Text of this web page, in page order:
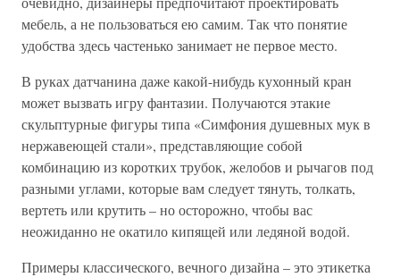
мебель, а не пользоваться ею самим. Так что понятие
удобства здесь частенько занимает не первое место.
В руках датчанина даже какой-нибудь кухонный кран
может вызвать игру фантазии. Получаются этакие
скульптурные фигуры типа «Симфония душевных мук в
нержавеющей стали», представляющие собой
комбинацию из коротких трубок, желобов и рычагов под
разными углами, которые вам следует тянуть, толкать,
вертеть или крутить – но осторожно, чтобы вас
неожиданно не окатило кипящей или ледяной водой.
Примеры классического, вечного дизайна – это этикетка